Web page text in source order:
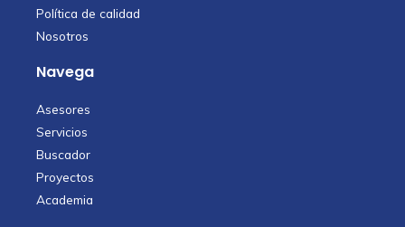
Política de calidad
Nosotros
Navega
Asesores
Servicios
Buscador
Proyectos
Academia